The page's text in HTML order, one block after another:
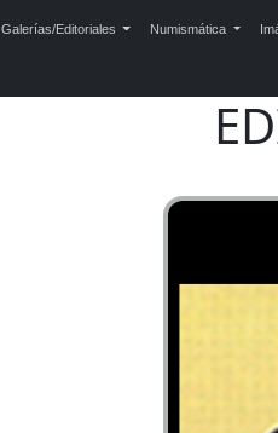
Galerías/Editoriales Numismática